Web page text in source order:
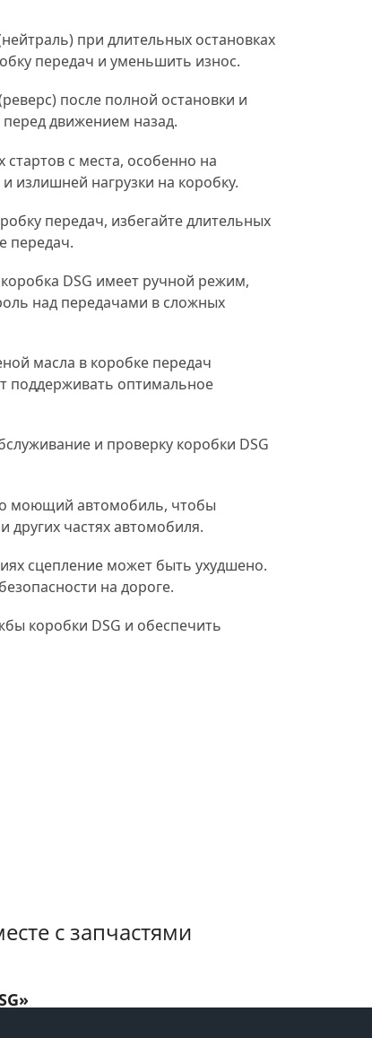
Сделали хорошо. По
расходников и
документы выдают.
при длительных остановках
передач и уменьшить износ.
после полной остановки и
движением назад.
стартов с места, особенно на
излишней нагрузки на коробку.
передач, избегайте длительных
передач.
DSG имеет ручной режим,
над передачами в сложных
масла в коробке передач
поддерживать оптимальное
и проверку коробки DSG
моющий автомобиль, чтобы
других частях автомобиля.
сцепление может быть ухудшено.
на дороге.
коробки DSG и обеспечить
с запчастями